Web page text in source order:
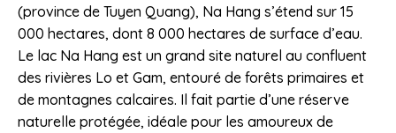
(province de Tuyen Quang), Na Hang s’étend sur 15
000 hectares, dont 8 000 hectares de surface d’eau.
Le lac Na Hang est un grand site naturel au confluent
des rivières Lo et Gam, entouré de forêts primaires et
de montagnes calcaires. Il fait partie d’une réserve
naturelle protégée, idéale pour les amoureux de